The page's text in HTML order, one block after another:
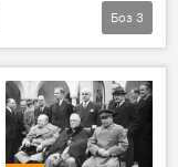
Боз 3